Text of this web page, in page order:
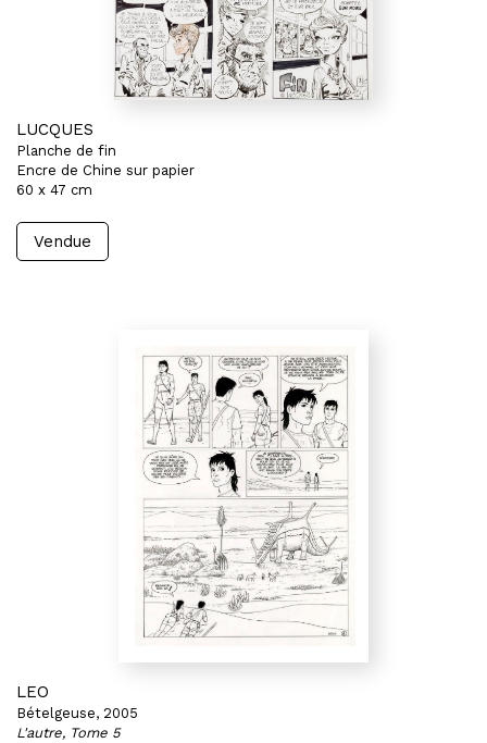
LUCQUES
Planche de fin
Encre de Chine sur papier
60 x 47 cm
Vendue
LEO
Bételgeuse, 2005
L'autre, Tome 5